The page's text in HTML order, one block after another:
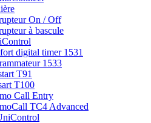
On / Off
à bascule
digital timer 1531
1533
T91
T100
Call Entry
TC4 Advanced